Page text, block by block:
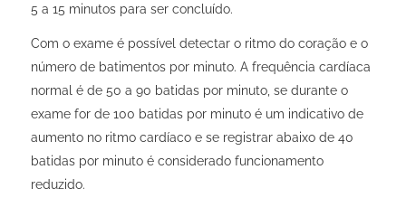
5 a 15 minutos para ser concluído.
Com o exame é possível detectar o ritmo do coração e o
número de batimentos por minuto. A frequência cardíaca
normal é de 50 a 90 batidas por minuto, se durante o
exame for de 100 batidas por minuto é um indicativo de
aumento no ritmo cardíaco e se registrar abaixo de 40
batidas por minuto é considerado funcionamento
reduzido.